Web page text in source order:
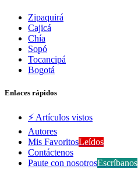
Zipaquirá
Cajicá
Chía
Sopó
Tocancipá
Bogotá
Enlaces rápidos
⚡️ Artículos vistos
Autores
Mis FavoritosLeídos
Contáctenos
Paute con nosotrosEscríbanos